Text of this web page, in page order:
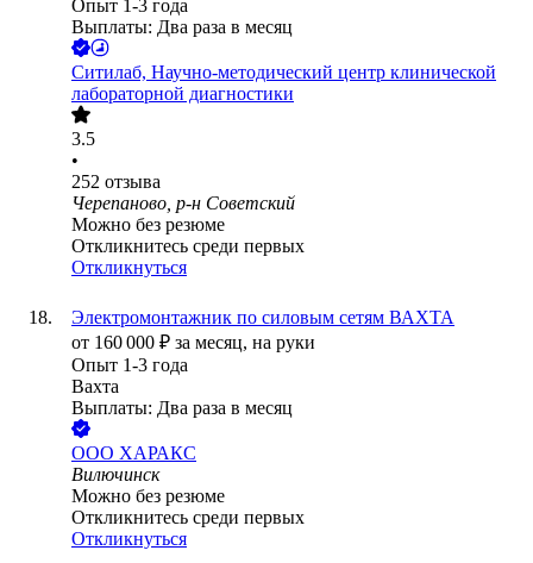
Опыт 1-3 года
Выплаты: Два раза в месяц
Ситилаб, Научно-методический центр клинической
лабораторной диагностики
3.5
•
252 отзыва
Черепаново, р-н Советский
Можно без резюме
Откликнитесь среди первых
Откликнуться
Электромонтажник по силовым сетям ВАХТА
от 160 000 ₽ за месяц, на руки
Опыт 1-3 года
Вахта
Выплаты: Два раза в месяц
ООО ХАРАКС
Вилючинск
Можно без резюме
Откликнитесь среди первых
Откликнуться